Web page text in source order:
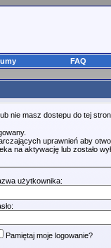
FAQ
nie masz dostepu do tej
uprawnień aby
na aktywację lub zostało
użytkownika:
Pamiętaj moje logowanie?